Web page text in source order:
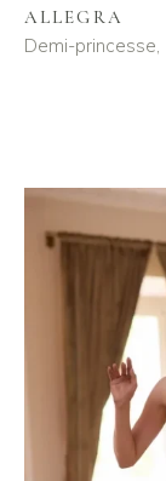
ALLEGRA
Demi-princesse